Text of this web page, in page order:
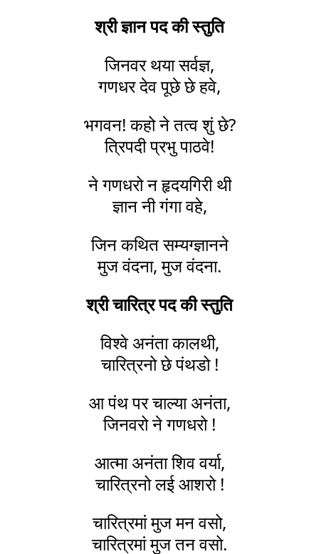
श्री ज्ञान पद की स्तुति
जिनवर थया सर्वज्ञ,
गणधर देव पूछे छे हवे,
भगवन! कहो ने तत्व शुं छे?
त्रिपदी प्रभु पाठवे!
ने गणधरो न हृदयगिरी थी
ज्ञान नी गंगा वहे,
जिन कथित सम्यग्ज्ञानने
मुज वंदना, मुज वंदना.
श्री चारित्र पद की स्तुति
विश्वे अनंता कालथी,
चारित्रनो छे पंथडो !
आ पंथ पर चाल्या अनंता,
जिनवरो ने गणधरो !
आत्मा अनंता शिव वर्या,
चारित्रनो लई आशरो !
चारित्रमां मुज मन वसो,
चारित्रमां मुज तन वसो.